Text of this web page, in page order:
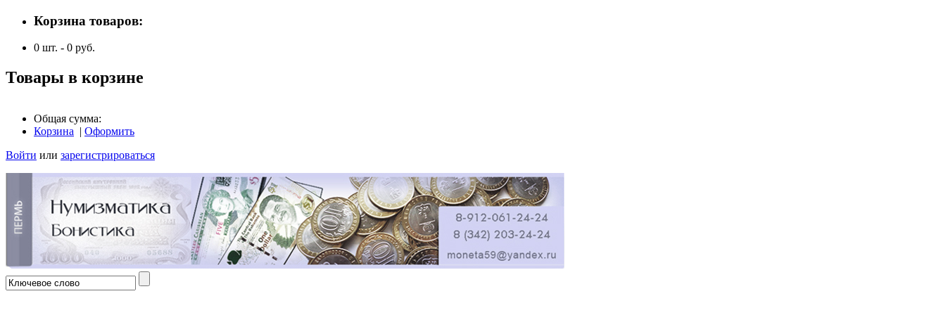
Корзина товаров:
0 шт. - 0 руб.
Товары в корзине
Общая сумма:
Корзина | Оформить
Войти или зарегистрироваться